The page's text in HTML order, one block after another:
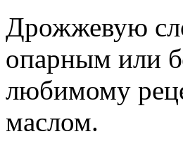
Дрожжевую
опарным или
любимому
маслом.